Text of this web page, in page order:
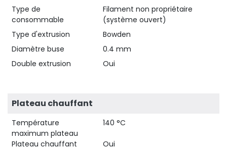
Type de
consommable
Filament non propriétaire
(système ouvert)
Type d'extrusion
Bowden
Diamètre buse
0.4 mm
Double extrusion
Oui
Plateau chauffant
Température
maximum plateau
140 °C
Plateau chauffant
Oui